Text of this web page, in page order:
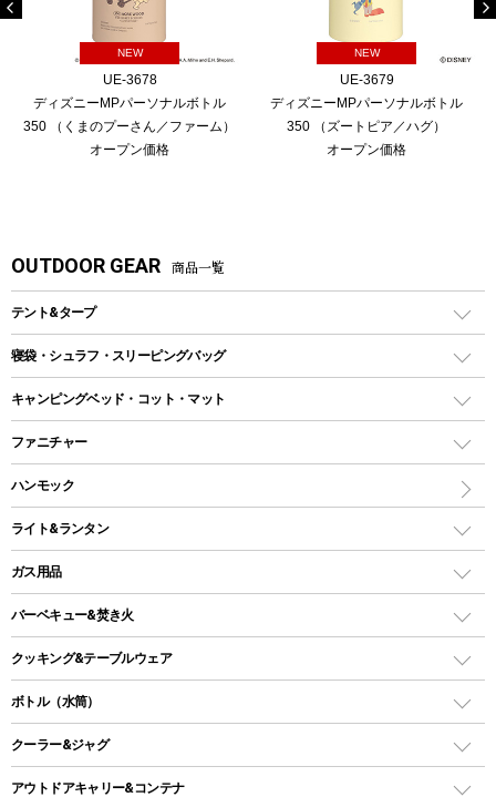
NEW
UE-3678
ディズニーMPパーソナルボトル
350 （くまのプーさん／ファーム）
オープン価格
NEW
UE-3679
ディズニーMPパーソナルボトル
350 （ズートピア／ハグ）
オープン価格
OUTDOOR GEAR 商品一覧
テント&タープ
テント
ツールームテント
ワンポールテント
シェルターテント
ロッジ型・オリジナルテント
タープ
スクエアタープ（レクタタープ）
メッシュタープ
自立式タープ
寝袋・シュラフ・スリーピングバッグ
レクタングラー型（封筒型）シュラフ
インナーシュラフ
キャンピングベッド・コット・マット
キャンピングベッド・コット
インフレータブルマット
ファニチャー
アウトドアテーブル
レジャーシート
ハンモック
ライト&ランタン
LEDランタン
ガスランタン
オイルランタン
LEDライト
ヘッドライト
キャンドル
ガス用品
ガスバーナー
ガス缶
ガストーチ、ライター
バーベキュー&焚き火
バーベキューコンロ、グリル
焚き火台タイプ（ロースタイル）グリル
卓上タイプグリル
パーティータイプグリル
クッキング&テーブルウェア
ダッチオーブン
ホットサンドメーカー
ボトル（水筒）
ステンレスボトル
クーラー&ジャグ
クーラーボックス
アウトドアキャリー&コンテナ